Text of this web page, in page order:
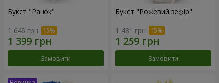
Букет "Ранок"
1 646 грн
Замовити
Букет "Рожевий зефір"
1 481 грн
Замовити